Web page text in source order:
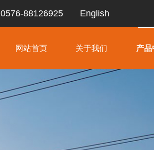
0576-88126925 English
网站首页 关于我们 产品